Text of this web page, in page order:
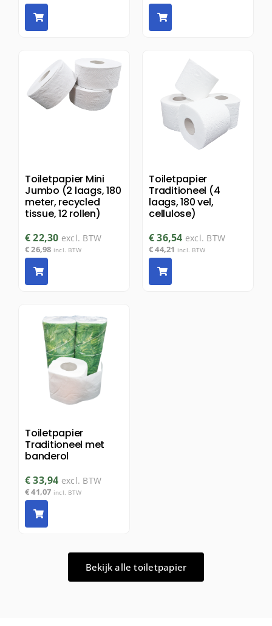
Bekijk alle toiletpapier
Toiletpapier Mini
Jumbo (2 laags, 180
meter, recycled
tissue, 12 rollen)
€22,30 excl. BTW
€26,98 incl. BTW
Toiletpapier
Traditioneel (4
laags, 180 vel,
cellulose)
€36,54 excl. BTW
€44,21 incl. BTW
Toiletpapier
Traditioneel met
banderol
€33,94 excl. BTW
€41,07 incl. BTW